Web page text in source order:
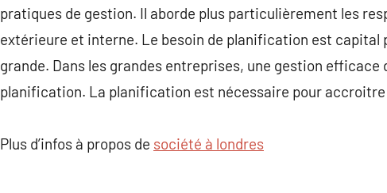
pratiques de gestion. Il aborde plus particulièrement les
extérieure et interne. Le besoin de planification est capital
grande. Dans les grandes entreprises, une gestion
planification. La planification est nécessaire pour accroitre
Plus d’infos à propos de société à londres